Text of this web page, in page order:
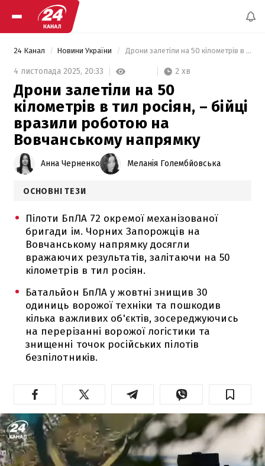
24 Канал Новини України Дрони залетіли на 50 кілометрів в тил росіян, – бійці вразили роботою на Вовчанському напрямку
4 листопада 2025, 20:33 2 хв
Дрони залетіли на 50
кілометрів в тил росіян, – бійці
вразили роботою на
Вовчанському напрямку
Анна Черненко Меланія Голембйовська
ОСНОВНІ ТЕЗИ
Пілоти БпЛА 72 окремої механізованої
бригади ім. Чорних Запорожців на
Вовчанському напрямку досягли
вражаючих результатів, залітаючи на 50
кілометрів в тил росіян.
Батальйон БпЛА у жовтні знищив 30
одиниць ворожої техніки та пошкодив
кілька важливих об'єктів, зосереджуючись
на перерізанні ворожої логістики та
знищенні точок російських пілотів
безпілотників.